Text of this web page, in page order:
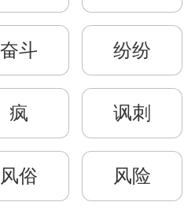
奋斗 纷纷
疯 讽刺
风俗 风险